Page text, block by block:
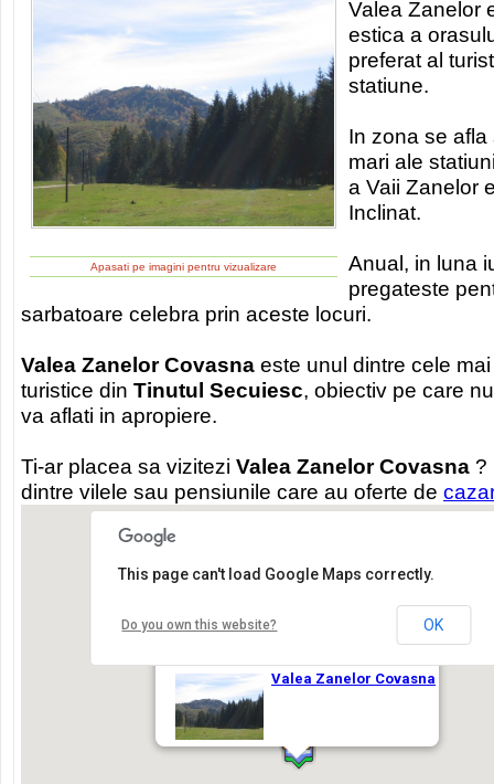
Apasati pe imagini pentru vizualizare
Valea Zanelor
estica a
preferat al
statiune.
In zona se
mari ale
a Vaii Zanelor
Inclinat.
Anual, in luna
pregateste
sarbatoare celebra prin aceste locuri.
Valea Zanelor Covasna este unul dintre cele
turistice din Tinutul Secuiesc, obiectiv pe care
va aflati in apropiere.
Ti-ar placea sa vizitezi Valea Zanelor Covasna ?
dintre vilele sau pensiunile care au oferte de